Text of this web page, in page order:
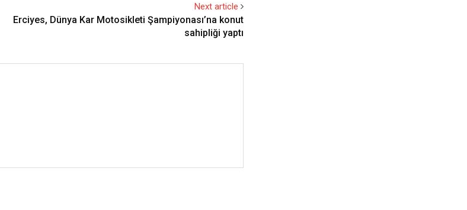
Next article
Erciyes, Dünya Kar Motosikleti Şampiyonası’na konut
sahipliği yaptı